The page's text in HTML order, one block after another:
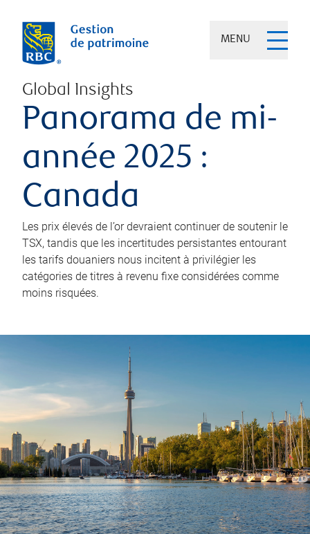
MENU
Global Insights
Panorama de mi-
année 2025 :
Canada
Les prix élevés de l’or devraient continuer de soutenir le
TSX, tandis que les incertitudes persistantes entourant
les tarifs douaniers nous incitent à privilégier les
catégories de titres à revenu fixe considérées comme
moins risquées.